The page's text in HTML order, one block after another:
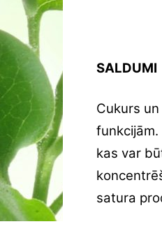
SALDUMI
Cukurs
kas var
satura